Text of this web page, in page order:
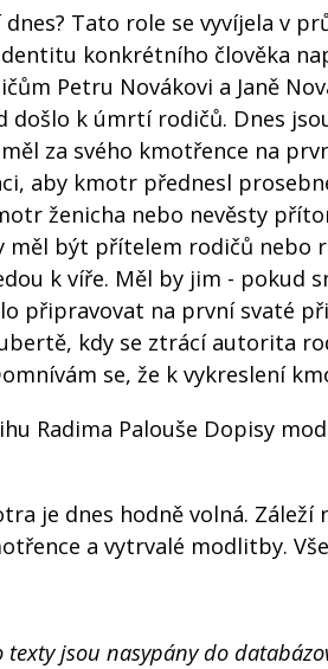
Tato role se vyvíjela v
konkrétního člověka
Petru Novákovi a Janě
došlo k úmrtí rodičů. Dnes
za svého kmotřence na
aby kmotr přednesl
ženicha nebo nevěsty
měl být přítelem rodičů nebo
k víře. Měl by jim - pokud
připravovat na první svaté
kdy se ztrácí autorita
se, že k vykreslení
Radima Palouše Dopisy
je dnes hodně volná. Záleží
a vytrvalé modlitby.
jsou nasypány do